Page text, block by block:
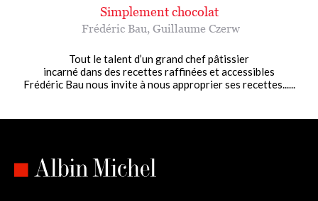
Simplement chocolat
Frédéric Bau, Guillaume Czerw
Tout le talent d’un grand chef pâtissier
incarné dans des recettes raffinées et accessibles
Frédéric Bau nous invite à nous approprier ses recettes......